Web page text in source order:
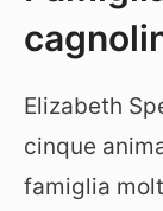
Elizabeth
cinque
famiglia